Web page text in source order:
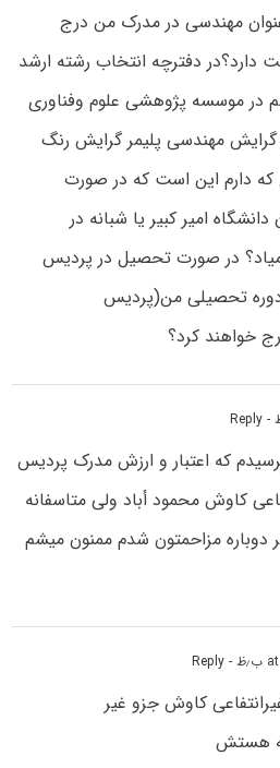
مهندسی در مدرک من درج
دفترچه انتخاب رشته ارشد
در موسسه پژوهشی علوم وفناوری
مهندسی پلیمر گرایش رنگ
دارم این است که در صورت
امیر کبیر یا شبانه در
در صورت تحصیل در پردیس
دوره تحصیلی من(پردیس
خواهند کرد؟
- Reply
که اعتبار و ارزش مدرک پردیس
کاوش محمود أباد ولی متاسفانه
مزاحمتون شدم ممنون میشم
- Reply
کاوش جزو غیر
هستش